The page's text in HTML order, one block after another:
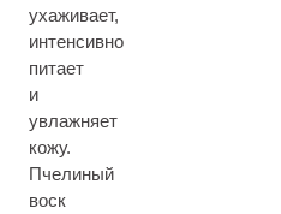
ухаживает,
интенсивно
питает
и
увлажняет
кожу.
Пчелиный
воск